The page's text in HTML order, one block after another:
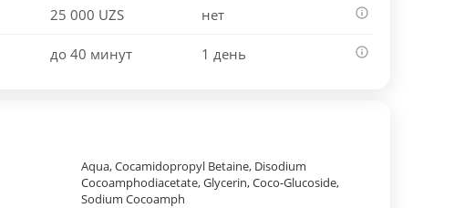
25 000 UZS нет
до 40 минут 1 день
Aqua, Cocamidopropyl Betaine, Disodium
Cocoamphodiacetate, Glycerin, Coco-Glucoside,
Sodium Cocoamph